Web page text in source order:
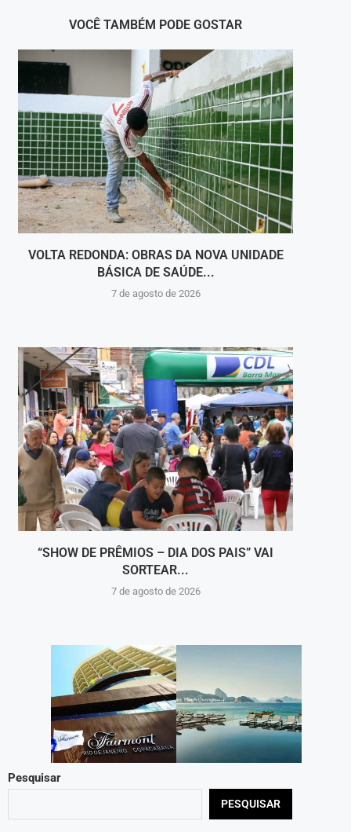
VOCÊ TAMBÉM PODE GOSTAR
VOLTA REDONDA: OBRAS DA NOVA UNIDADE
BÁSICA DE SAÚDE...
7 de agosto de 2026
“SHOW DE PRÊMIOS – DIA DOS PAIS” VAI
SORTEAR...
7 de agosto de 2026
Pesquisar
PESQUISAR